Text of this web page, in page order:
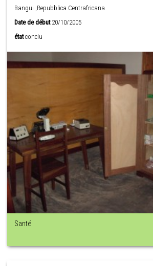
Bangui ,Repubblica Centrafricana
Date de début20/10/2005
état conclu
Santé